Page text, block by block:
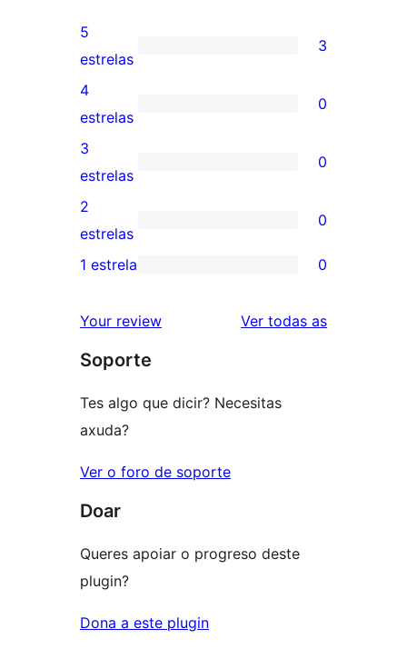
3
valoracións
de
5
estrelas
5
estrelas
3
0
valoracións
de
4
estrelas
4
estrelas
0
0
valoracións
de
3
3
estrelas
0
0
valoracións
2
2
estrelas
0
de
1
1 estrela 0
Your review Ver todas asvaloracións
Soporte
Tes algo que dicir? Necesitas
axuda?
Ver o foro de soporte
Doar
Queres apoiar o progreso deste
plugin?
Dona a este plugin